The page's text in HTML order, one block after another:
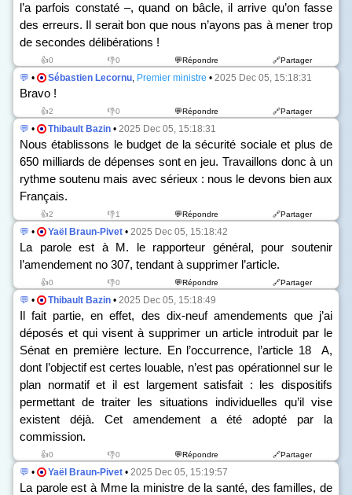
l’a parfois constaté –, quand on bâcle, il arrive qu’on fasse
des erreurs. Il serait bon que nous n’ayons pas à mener trop
de secondes délibérations !
👍0 👎0 💬Répondre 🔗Partager
💬 • Sébastien Lecornu, Premier ministre • 2025 Dec 05, 15:18:31
Bravo !
👍2 👎0 💬Répondre 🔗Partager
💬 • Thibault Bazin • 2025 Dec 05, 15:18:31
Nous établissons le budget de la sécurité sociale et plus de
650 milliards de dépenses sont en jeu. Travaillons donc à un
rythme soutenu mais avec sérieux : nous le devons bien aux
Français.
👍2 👎1 💬Répondre 🔗Partager
💬 • Yaël Braun-Pivet • 2025 Dec 05, 15:18:42
La parole est à M. le rapporteur général, pour soutenir
l’amendement no 307, tendant à supprimer l’article.
👍0 👎0 💬Répondre 🔗Partager
💬 • Thibault Bazin • 2025 Dec 05, 15:18:49
Il fait partie, en effet, des dix-neuf amendements que j’ai
déposés et qui visent à supprimer un article introduit par le
Sénat en première lecture. En l’occurrence, l’article 18 A,
dont l’objectif est certes louable, n’est pas opérationnel sur le
plan normatif et il est largement satisfait : les dispositifs
permettant de traiter les situations individuelles qu’il vise
existent déjà. Cet amendement a été adopté par la
commission.
👍0 👎0 💬Répondre 🔗Partager
💬 • Yaël Braun-Pivet • 2025 Dec 05, 15:19:57
La parole est à Mme la ministre de la santé, des familles, de